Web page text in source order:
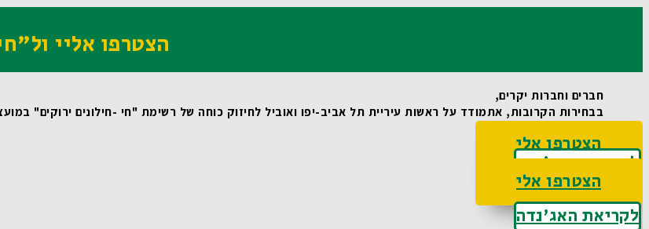
הצטרפו אליי
חברים וחברות יקרים,
בבחירות הקרובות, אתמודד על ראשות עיריית תל אביב-יפו ואוביל לחיזוק כוחה של רשימת "חי -חילונים ירוקים"
הצטרפו אלי
לקריאת האג'נדה
הצטרפו אלי
לקריאת האג'נדה